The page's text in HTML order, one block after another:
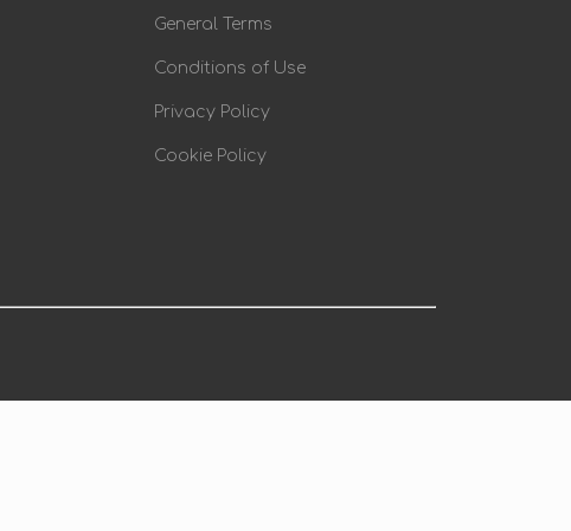
General Terms
Conditions of Use
Privacy Policy
Cookie Policy